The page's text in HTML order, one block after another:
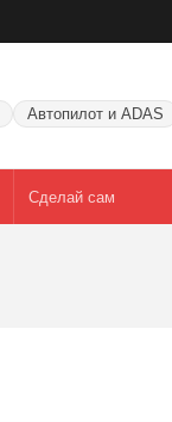
Автопилот и ADAS
Сделай сам